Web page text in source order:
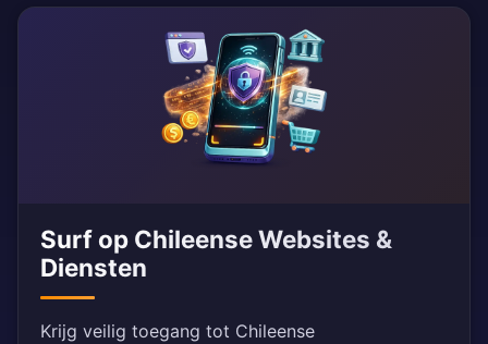
Surf op Chileense Websites &
Diensten
Krijg veilig toegang tot Chileense